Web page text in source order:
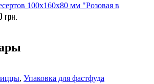
100х160х80 мм "Розовая в
грн.
, Упаковка для фастфуда